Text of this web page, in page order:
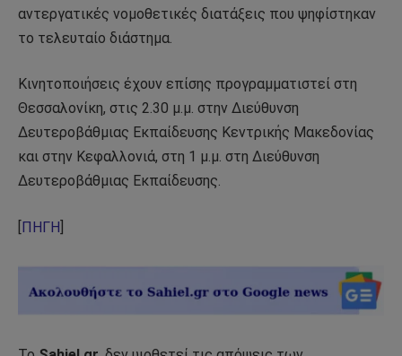
αντεργατικές νομοθετικές διατάξεις που ψηφίστηκαν
το τελευταίο διάστημα.
Κινητοποιήσεις έχουν επίσης προγραμματιστεί στη
Θεσσαλονίκη, στις 2.30 μ.μ. στην Διεύθυνση
Δευτεροβάθμιας Εκπαίδευσης Κεντρικής Μακεδονίας
και στην Κεφαλλονιά, στη 1 μ.μ. στη Διεύθυνση
Δευτεροβάθμιας Εκπαίδευσης.
ΠΗΓΗ